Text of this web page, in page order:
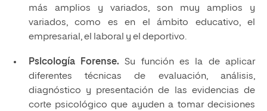
más amplios y variados, son muy amplios y
variados, como es en el ámbito educativo, el
empresarial, el laboral y el deportivo.
Psicología Forense.Su función es la de aplicar
diferentes técnicas de evaluación, análisis,
diagnóstico y presentación de las evidencias de
corte psicológico que ayuden a tomar decisiones